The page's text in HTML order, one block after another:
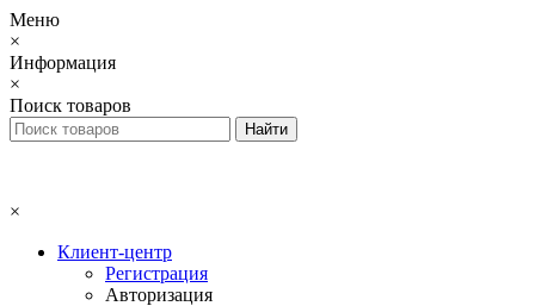
Меню
×
Информация
×
Поиск товаров
×
Клиент-центр
Регистрация
Авторизация